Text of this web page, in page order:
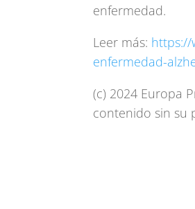
enfermedad.
Leer más: https://
enfermedad-
(c) 2024 Europa
contenido sin su